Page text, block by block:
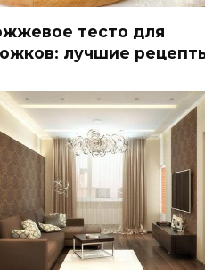
тесто для
лучшие